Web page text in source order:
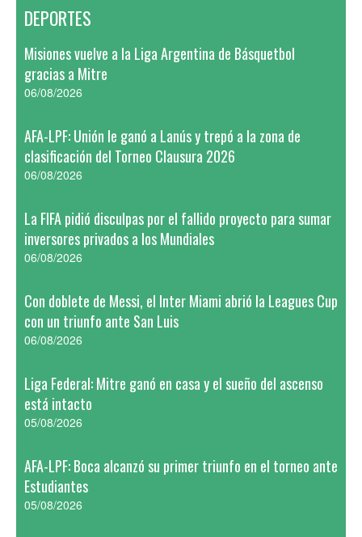
DEPORTES
Misiones vuelve a la Liga Argentina de Básquetbol
gracias a Mitre
06/08/2026
AFA-LPF: Unión le ganó a Lanús y trepó a la zona de
clasificación del Torneo Clausura 2026
06/08/2026
La FIFA pidió disculpas por el fallido proyecto para sumar
inversores privados a los Mundiales
06/08/2026
Con doblete de Messi, el Inter Miami abrió la Leagues Cup
con un triunfo ante San Luis
06/08/2026
Liga Federal: Mitre ganó en casa y el sueño del ascenso
está intacto
05/08/2026
AFA-LPF: Boca alcanzó su primer triunfo en el torneo ante
Estudiantes
05/08/2026